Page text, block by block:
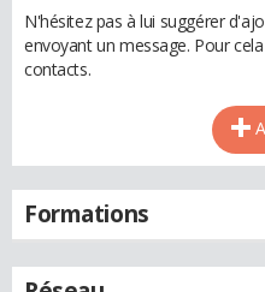
N'hésitez pas à lui suggérer
envoyant un message. Pour
contacts.
Formations